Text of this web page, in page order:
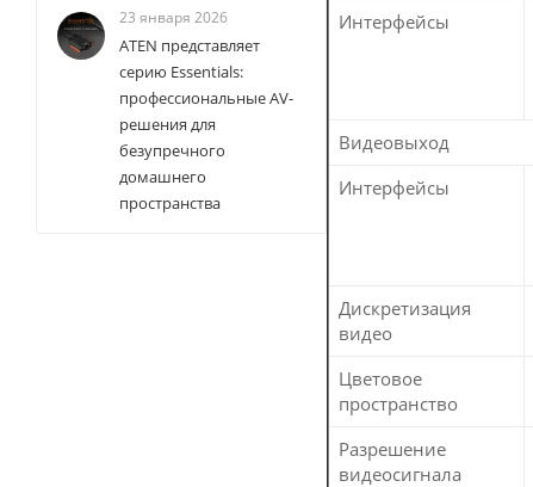
Интерфейсы
Видеовыход
Интерфейсы
Дискретизация
видео
Цветовое
пространство
Разрешение
видеосигнала
23 января 2026
ATEN представляет
серию Essentials:
профессиональные AV-
решения для
безупречного
домашнего
пространства